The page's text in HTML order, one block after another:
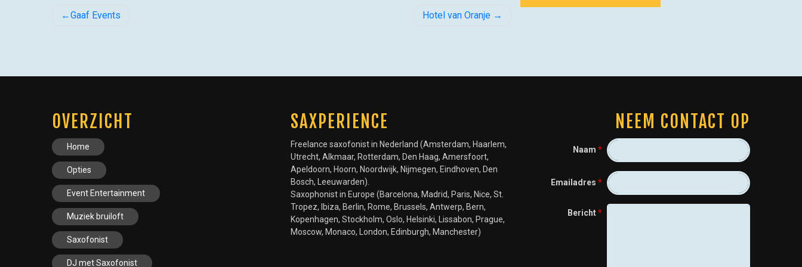
BERICHT
Gaaf Events Hotel van Oranje
OVERZICHT
Home
Opties
Event Entertainment
Muziek bruiloft
Saxofonist
DJ met Saxofonist
SAXPERIENCE
Freelance saxofonist in Nederland (Amsterdam, Haarlem,
Utrecht, Alkmaar, Rotterdam, Den Haag, Amersfoort,
Apeldoorn, Hoorn, Noordwijk, Nijmegen, Eindhoven, Den
Bosch, Leeuwarden).
Saxophonist in Europe (Barcelona, Madrid, Paris, Nice, St.
Tropez, Ibiza, Berlin, Rome, Brussels, Antwerp, Bern,
Kopenhagen, Stockholm, Oslo, Helsinki, Lissabon, Prague,
Moscow, Monaco, London, Edinburgh, Manchester)
NEEM CONTACT OP
Naam*
Emailadres*
Bericht*